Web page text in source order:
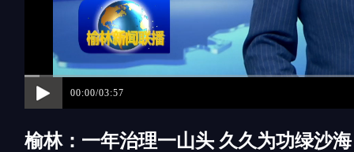
00:00/03:57
榆林：一年治理一山头 久久为功绿沙海